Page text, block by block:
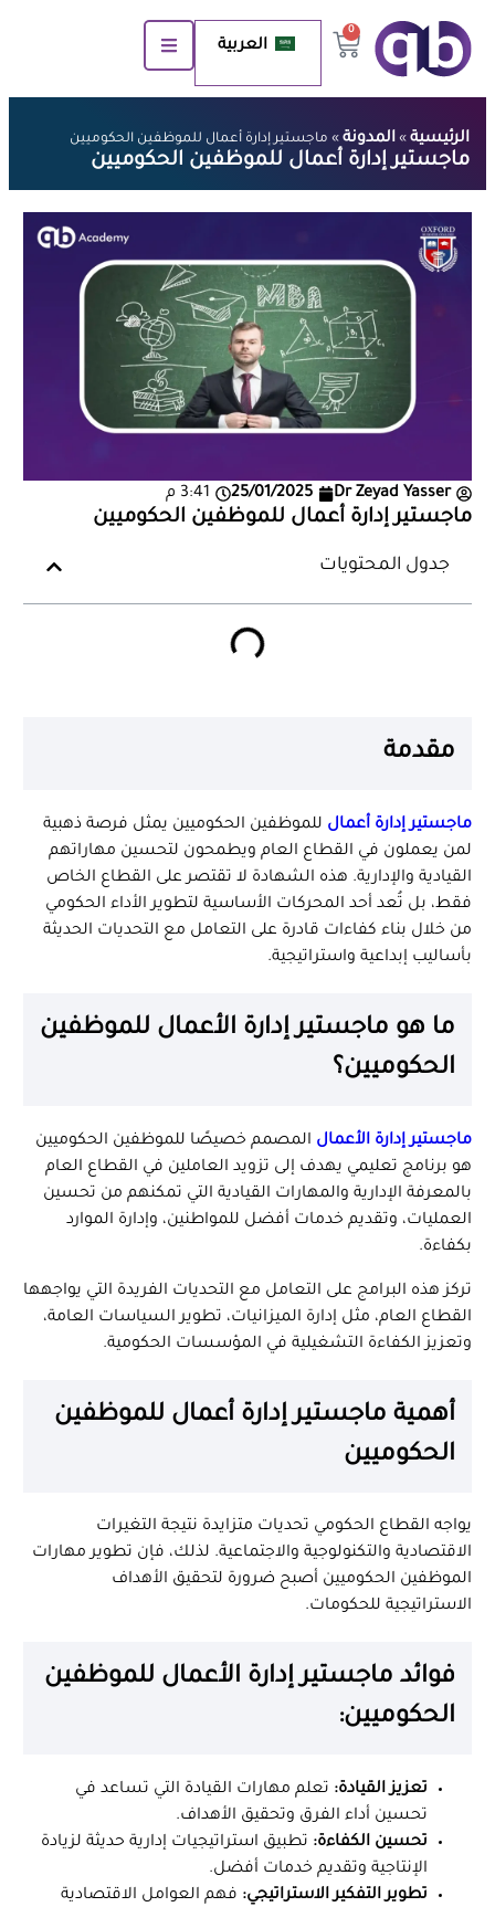
0
العربية
الرئيسية » المدونة » ماجستير إدارة أعمال للموظفين الحكوميين
ماجستير إدارة أعمال للموظفين الحكوميين
Dr Zeyad Yasser
25/01/2025 3:41 م
ماجستير إدارة أعمال للموظفين الحكوميين
جدول المحتويات
مقدمة
ماجستير إدارة أعمال للموظفين الحكوميين يمثل فرصة ذهبية
لمن يعملون في القطاع العام ويطمحون لتحسين مهاراتهم
القيادية والإدارية. هذه الشهادة لا تقتصر على القطاع الخاص
فقط، بل تُعد أحد المحركات الأساسية لتطوير الأداء الحكومي
من خلال بناء كفاءات قادرة على التعامل مع التحديات الحديثة
بأساليب إبداعية واستراتيجية.
ما هو ماجستير إدارة الأعمال للموظفين
الحكوميين؟
ماجستير إدارة الأعمال المصمم خصيصًا للموظفين الحكوميين
هو برنامج تعليمي يهدف إلى تزويد العاملين في القطاع العام
بالمعرفة الإدارية والمهارات القيادية التي تمكنهم من تحسين
العمليات، وتقديم خدمات أفضل للمواطنين، وإدارة الموارد
بكفاءة.
تركز هذه البرامج على التعامل مع التحديات الفريدة التي يواجهها
القطاع العام، مثل إدارة الميزانيات، تطوير السياسات العامة،
وتعزيز الكفاءة التشغيلية في المؤسسات الحكومية.
أهمية ماجستير إدارة أعمال للموظفين
الحكوميين
يواجه القطاع الحكومي تحديات متزايدة نتيجة التغيرات
الاقتصادية والتكنولوجية والاجتماعية. لذلك، فإن تطوير مهارات
الموظفين الحكوميين أصبح ضرورة لتحقيق الأهداف
الاستراتيجية للحكومات.
فوائد ماجستير إدارة الأعمال للموظفين
الحكوميين:
تعزيز القيادة: تعلم مهارات القيادة التي تساعد في
تحسين أداء الفرق وتحقيق الأهداف.
تحسين الكفاءة: تطبيق استراتيجيات إدارية حديثة لزيادة
الإنتاجية وتقديم خدمات أفضل.
تطوير التفكير الاستراتيجي: فهم العوامل الاقتصادية